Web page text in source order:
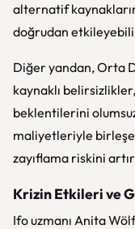
alternatif
doğrudan
Diğer yandan, Orta
kaynaklı
beklentilerini
maliyetleriyle
zayıflama riskini
Krizin Etkileri ve
Ifo uzmanı Anita